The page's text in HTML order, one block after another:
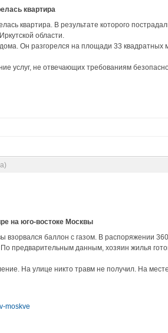
квартира
квартира. В результате которого
области.
Он разгорелся на площади 33
услуг, не отвечающих требованиям
на юго-востоке Москвы
взорвался баллон с газом. В распоряжении
предварительным данным, хозяин жилья
На улице никто травм не получил. На
moskve